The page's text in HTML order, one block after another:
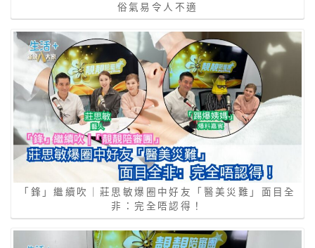
俗氣易令人不適
「鋒」繼續吹｜莊思敏爆圈中好友「醫美災難」面目全
非：完全唔認得！